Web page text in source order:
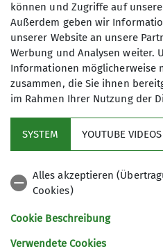
Maximale
150
DAV Bundesverband
können und Zugriffe auf
Außerdem geben wir
unserer Website an unsere
Werbung und Analysen weiter.
Informationen möglicherweise
zusammen, die Sie ihnen
im Rahmen Ihrer Nutzung der
SYSTEM YOUTUBE VIDEOS
Alles akzeptieren
Cookies)
Cookie Beschreibung
Verwendete Cookies